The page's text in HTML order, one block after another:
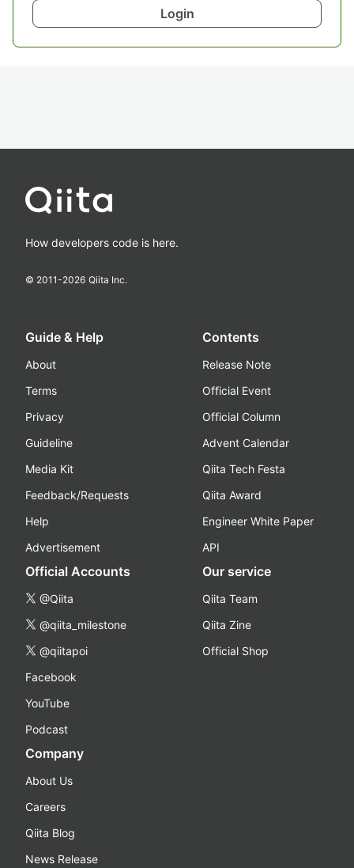
Login
How developers code is here.
© 2011-2026 Qiita Inc.
Guide & Help
About
Terms
Privacy
Guideline
Media Kit
Feedback/Requests
Help
Advertisement
Contents
Release Note
Official Event
Official Column
Advent Calendar
Qiita Tech Festa
Qiita Award
Engineer White Paper
API
Official Accounts
@Qiita
@qiita_milestone
@qiitapoi
Facebook
YouTube
Podcast
Our service
Qiita Team
Qiita Zine
Official Shop
Company
About Us
Careers
Qiita Blog
News Release